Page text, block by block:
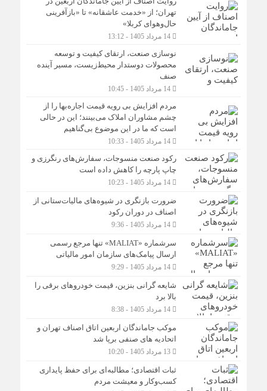
تهران؛ از «خدمت عاشقانه» تا «بازآفرینی
حال‌وهوای کربلا»
14 مرداد 1405 - 13:12
نوسازی صنعت، ارتقای کیفیت و توسعه
محصولات دوستدار محیط‌زیست، مسیر آینده
صنف
14 مرداد 1405 - 10:45
مردم افزایش بی رویه قیمت اجاره‌بها را از
چشم مشاوران املاک می‌بینند؛ این در حالی
است که ما در این موضوع بی‌گناهیم
14 مرداد 1405 - 10:33
رکود صنعت منسوجات، سفارش‌های رنگرزی و
چاپ پارچه را کاهش داده است
14 مرداد 1405 - 10:23
ضرورت بازنگری در شیوه‌های مالیات‌ستانی از
اصناف در دوران رکود
14 مرداد 1405 - 9:36
سرشماره «MALIAT» تنها مرجع رسمی
ارسال پیامک‌های سازمان امور مالیاتی
14 مرداد 1405 - 9:29
شایعه گرانی بنزین، قیمت خودروهای برقی را
بالا برد
14 مرداد 1405 - 8:38
موکب جاماندگان اربعین اتاق اصناف تهران و
اتحادیه های صنفی برپا شد
13 مرداد 1405 - 10:20
ثبات اقتصادی؛ مطالبه‌ای برای حفظ پایداری
کسب‌وکار و معیشت مردم